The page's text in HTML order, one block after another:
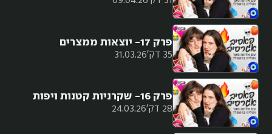
35 דק' 31.03.26
פרק 17- יוצאות ממצרים
28 דק' 24.03.26
פרק 16- שקרניות קטנות ויפות